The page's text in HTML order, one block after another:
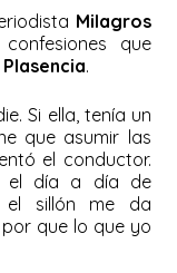
Milagros
que
.
Si ella, tenía un
que asumir las
el conductor.
el día a día de
el sillón me da
que lo que yo